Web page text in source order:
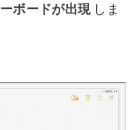
ボードが出現 しま